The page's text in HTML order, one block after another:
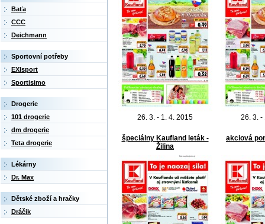
26. 3. - 1. 4. 2015 26. 3. -
špeciálny Kaufland leták -
Žilina
akciová
Baťa
CCC
Deichmann
Sportovní potřeby
EXIsport
Sportisimo
Drogerie
101 drogerie
dm drogerie
Teta drogerie
Lékárny
Dr. Max
Dětské zboží a hračky
Dráčik